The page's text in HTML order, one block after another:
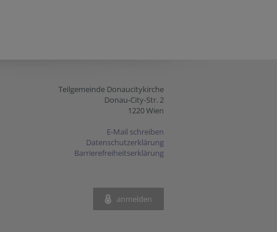
Teilgemeinde Donaucitykirche
Donau-City-Str. 2
1220 Wien
E-Mail schreiben
Datenschutzerklärung
Barrierefreiheitserklärung
anmelden